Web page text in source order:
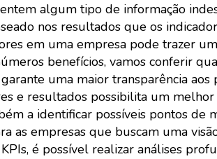
algum tipo de informação
nos resultados que os
em uma empresa pode trazer
benefícios, vamos conferir
uma maior transparência aos
e resultados possibilita um
a identificar possíveis pontos de
as empresas que buscam uma
é possível realizar análises